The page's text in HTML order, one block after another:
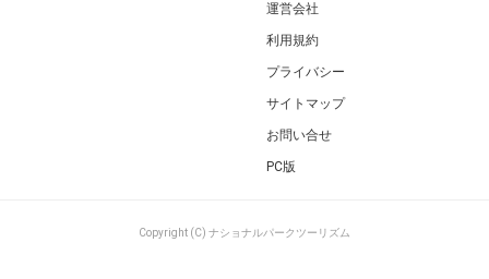
運営会社
利用規約
プライバシー
サイトマップ
お問い合せ
PC版
Copyright (C) ナショナルパークツーリズム